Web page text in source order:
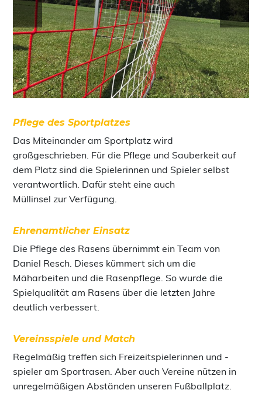
Pflege des Sportplatzes
Das Miteinander am Sportplatz wird
großgeschrieben. Für die Pflege und Sauberkeit auf
dem Platz sind die Spielerinnen und Spieler selbst
verantwortlich. Dafür steht eine auch
Müllinsel zur Verfügung.
Ehrenamtlicher Einsatz
Die Pflege des Rasens übernimmt ein Team von
Daniel Resch. Dieses kümmert sich um die
Mäharbeiten und die Rasenpflege. So wurde die
Spielqualität am Rasens über die letzten Jahre
deutlich verbessert.
Vereinsspiele und Match
Regelmäßig treffen sich Freizeitspielerinnen und -
spieler am Sportrasen. Aber auch Vereine nützen in
unregelmäßigen Abständen unseren Fußballplatz.